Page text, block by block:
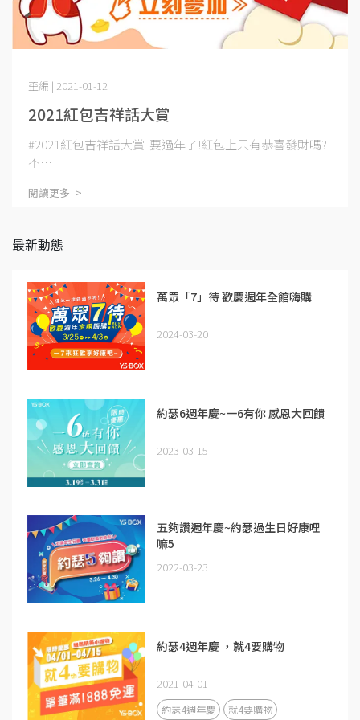
2021紅包吉祥話大賞
歪編 | 2021-01-12
#2021紅包吉祥話大賞 要過年了!紅包上只有恭喜發財嗎?
不⋯
閱讀更多 ->
最新動態
萬眾「7」待 歡慶週年全館嗨購
2024-03-20
約瑟6週年慶~一6有你 感恩大回饋
2023-03-15
五夠讚週年慶~約瑟過生日好康哩
嘛5
2022-03-23
約瑟4週年慶 ，就4要購物
2021-04-01
約瑟4週年慶 就4要購物